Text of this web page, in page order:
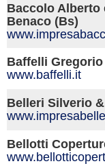
Baccolo Alberto
Benaco (Bs)
Baffelli
www.baffelli.it
Belleri Silverio
Bellotti